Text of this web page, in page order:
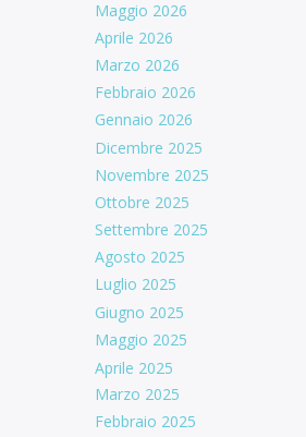
Maggio 2026
Aprile 2026
Marzo 2026
Febbraio 2026
Gennaio 2026
Dicembre 2025
Novembre 2025
Ottobre 2025
Settembre 2025
Agosto 2025
Luglio 2025
Giugno 2025
Maggio 2025
Aprile 2025
Marzo 2025
Febbraio 2025